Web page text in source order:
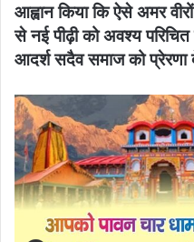
आह्वान किया कि ऐसे अमर
से नई पीढ़ी को अवश्य
आदर्श सदैव समाज को प्रेरणा